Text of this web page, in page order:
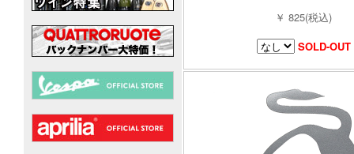
￥ 825(税込)
SOLD-OUT